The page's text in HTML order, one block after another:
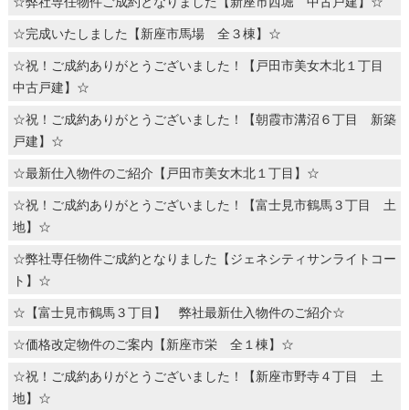
☆完成いたしました【新座市馬場 全３棟】☆
☆祝！ご成約ありがとうございました！【戸田市美女木北１丁目
中古戸建】☆
☆祝！ご成約ありがとうございました！【朝霞市溝沼６丁目 新築
戸建】☆
☆最新仕入物件のご紹介【戸田市美女木北１丁目】☆
☆祝！ご成約ありがとうございました！【富士見市鶴馬３丁目 土
地】☆
☆弊社専任物件ご成約となりました【ジェネシティサンライトコー
ト】☆
☆【富士見市鶴馬３丁目】 弊社最新仕入物件のご紹介☆
☆価格改定物件のご案内【新座市栄 全１棟】☆
☆祝！ご成約ありがとうございました！【新座市野寺４丁目 土
地】☆